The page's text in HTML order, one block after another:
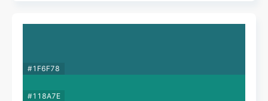
#1F6F78
#118A7E